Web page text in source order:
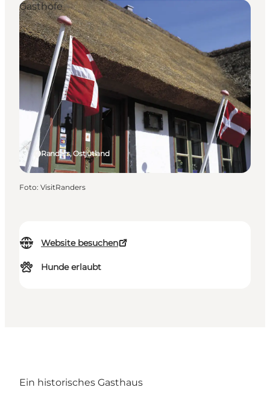
Website besuchen
Hunde erlaubt
Randers, Ostjütland
Gasthöfe
Foto: VisitRanders
Ein historisches Gasthaus